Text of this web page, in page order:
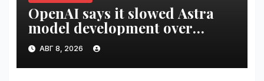
OpenAI says it slowed Astra
model development over
security concerns | VseTime.ru
АВГ 8, 2026